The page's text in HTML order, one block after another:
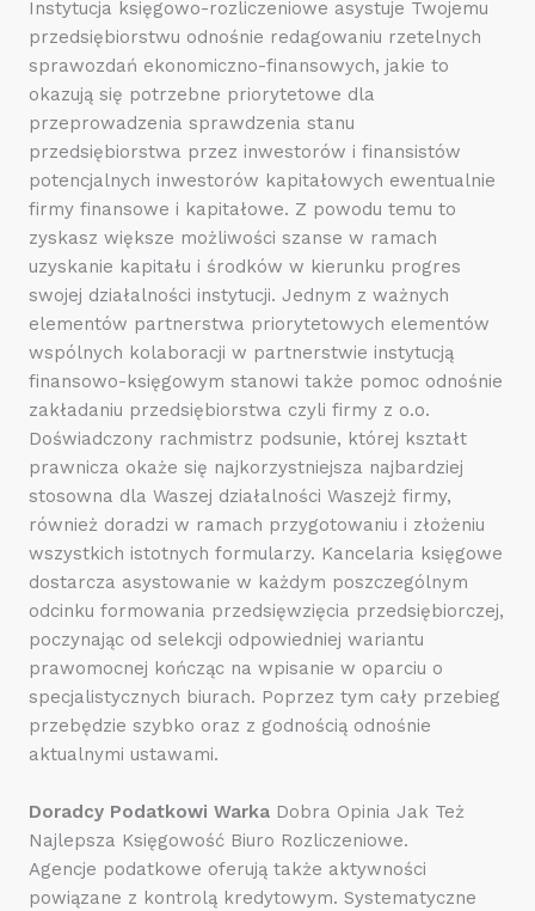
Instytucja księgowo-rozliczeniowe asystuje Twojemu
przedsiębiorstwu odnośnie redagowaniu rzetelnych
sprawozdań ekonomiczno-finansowych, jakie to
okazują się potrzebne priorytetowe dla
przeprowadzenia sprawdzenia stanu
przedsiębiorstwa przez inwestorów i finansistów
potencjalnych inwestorów kapitałowych ewentualnie
firmy finansowe i kapitałowe. Z powodu temu to
zyskasz większe możliwości szanse w ramach
uzyskanie kapitału i środków w kierunku progres
swojej działalności instytucji. Jednym z ważnych
elementów partnerstwa priorytetowych elementów
wspólnych kolaboracji w partnerstwie instytucją
finansowo-księgowym stanowi także pomoc odnośnie
zakładaniu przedsiębiorstwa czyli firmy z o.o.
Doświadczony rachmistrz podsunie, której kształt
prawnicza okaże się najkorzystniejsza najbardziej
stosowna dla Waszej działalności Waszejż firmy,
również doradzi w ramach przygotowaniu i złożeniu
wszystkich istotnych formularzy. Kancelaria księgowe
dostarcza asystowanie w każdym poszczególnym
odcinku formowania przedsięwzięcia przedsiębiorczej,
poczynając od selekcji odpowiedniej wariantu
prawomocnej kończąc na wpisanie w oparciu o
specjalistycznych biurach. Poprzez tym cały przebieg
przebędzie szybko oraz z godnością odnośnie
aktualnymi ustawami.
Doradcy Podatkowi Warka Dobra Opinia Jak Też
Najlepsza Księgowość Biuro Rozliczeniowe.
Agencje podatkowe oferują także aktywności
powiązane z kontrolą kredytowym. Systematyczne